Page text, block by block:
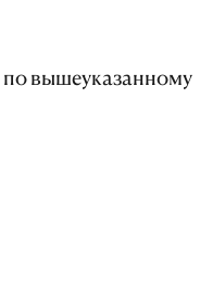
вышеуказанному